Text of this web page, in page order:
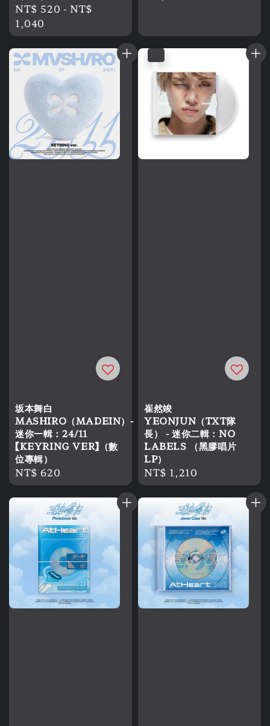
Regular
price
NT$ 520 -NT$
1,040
坂本舞白
MASHIRO（MADEIN）-
迷你一輯：24/11
【KEYRING VER】（數
位專輯）
Regular
price
NT$ 620
崔然竣
YEONJUN（TXT隊
長） - 迷你二輯：NO
LABELS （黑膠唱片
LP）
Regular
price
NT$ 1,210